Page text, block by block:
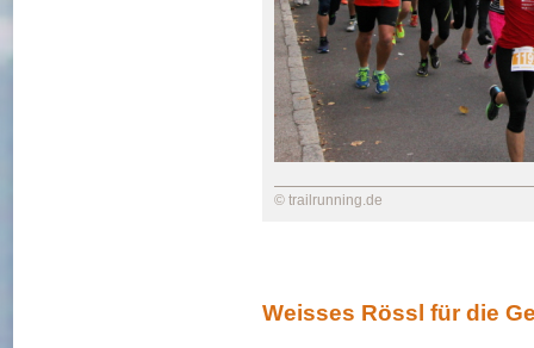
© trailrunning.de
Weisses Rössl für die